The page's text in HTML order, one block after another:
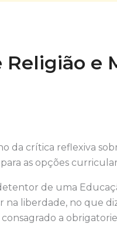
e
da crítica reflexiva
as opções
de uma
na liberdade, no que
consagrado a